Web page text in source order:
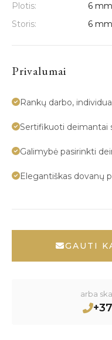
Plotis:
6 mm
Storis:
6 mm
Privalumai
Rankų darbo,
Sertifikuoti deimantai
Galimybė pasirinkti
Elegantiškas dovanų
GAUTI
arba